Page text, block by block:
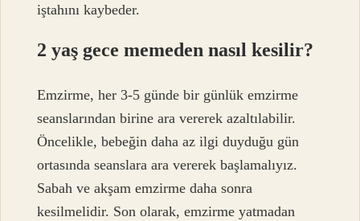
iştahını kaybeder.
2 yaş gece memeden nasıl kesilir?
Emzirme, her 3-5 günde bir günlük emzirme
seanslarından birine ara vererek azaltılabilir.
Öncelikle, bebeğin daha az ilgi duyduğu gün
ortasında seanslara ara vererek başlamalıyız.
Sabah ve akşam emzirme daha sonra
kesilmelidir. Son olarak, emzirme yatmadan